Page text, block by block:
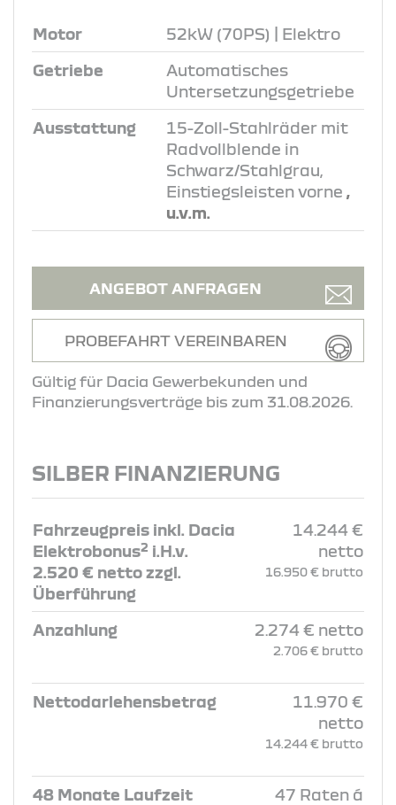
Motor 52kW (70PS) | Elektro
Getriebe
Automatisches
Untersetzungsgetriebe
Ausstattung
15-Zoll-Stahlräder mit
Radvollblende in
Schwarz/Stahlgrau,
Einstiegsleisten vorne ,
u.v.m.
ANGEBOT ANFRAGEN
PROBEFAHRT VEREINBAREN
Gültig für Dacia Gewerbekunden und
Finanzierungsverträge bis zum 31.08.2026.
SILBER FINANZIERUNG
Fahrzeugpreis inkl. Dacia
Elektrobonus2 i.H.v.
2.520 € netto zzgl.
Überführung
14.244 €
netto
16.950 € brutto
Anzahlung 2.274 € netto
2.706 € brutto
Nettodarlehensbetrag
11.970 €
netto
14.244 € brutto
48 Monate Laufzeit
47 Raten á